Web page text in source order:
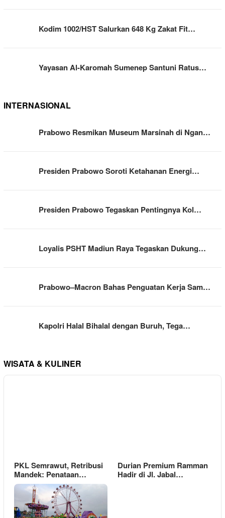
Kodim 1002/HST Salurkan 648 Kg Zakat Fit…
Yayasan Al-Karomah Sumenep Santuni Ratus…
INTERNASIONAL
Prabowo Resmikan Museum Marsinah di Ngan…
Presiden Prabowo Soroti Ketahanan Energi…
Presiden Prabowo Tegaskan Pentingnya Kol…
Loyalis PSHT Madiun Raya Tegaskan Dukung…
Prabowo–Macron Bahas Penguatan Kerja Sam…
Kapolri Halal Bihalal dengan Buruh, Tega…
WISATA & KULINER
PKL Semrawut, Retribusi
Mandek: Penataan…
Durian Premium Ramman
Hadir di Jl. Jabal…